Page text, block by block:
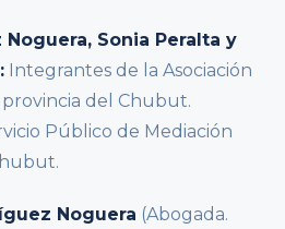
Sonia Peralta y
Integrantes de la Asociación
del Chubut.
Público de Mediación
Noguera (Abogada.